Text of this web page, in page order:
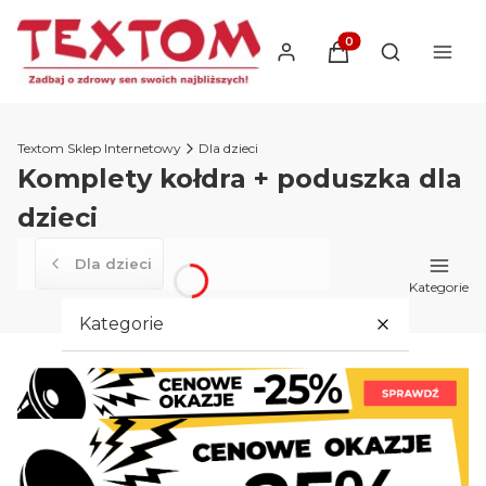
Produkty w
Otwórz
Textom Sklep Internetowy Dla dzieci
Komplety kołdra + poduszka dla
dzieci
Dla dzieci
Kategorie
Kategorie
Wypełnienia
Pozostałe